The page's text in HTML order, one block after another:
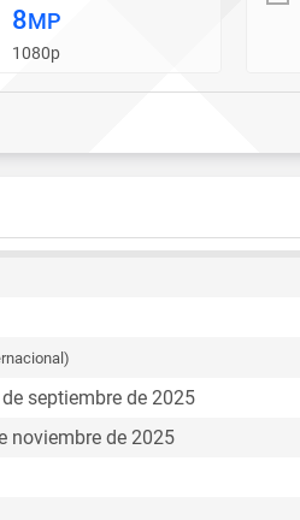
8MP
1080p
septiembre de 2025
noviembre de 2025